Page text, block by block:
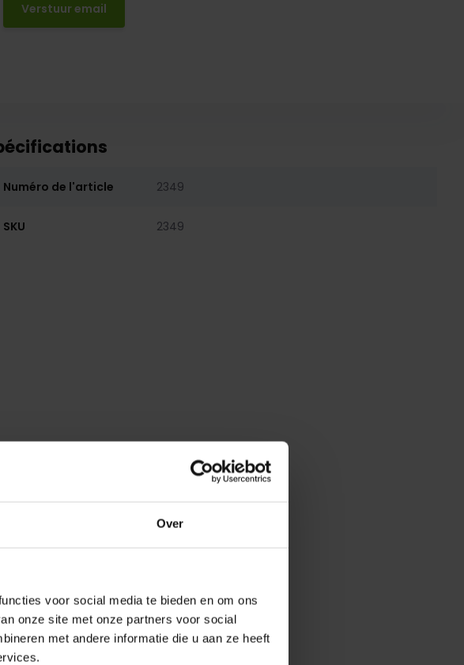
Over
voor social media te bieden en om ons
onze site met onze partners voor social
met andere informatie die u aan ze heeft
Verstuur email
Numéro de l'article 2349
SKU 2349